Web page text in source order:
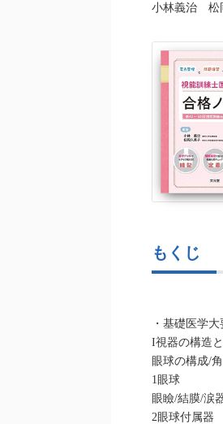
小林義治 松
もくじ
・基礎医学大
I視器の構造
眼球の構成/
1眼球
眼瞼/結膜/涙
2眼球付属器